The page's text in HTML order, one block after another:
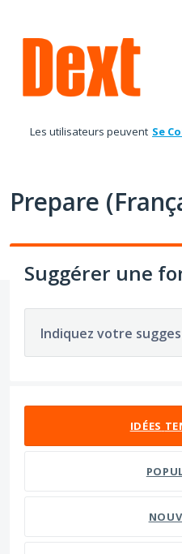
au
contenu
Les utilisateurs peuvent Se
Prepare
Suggérer une
Indiquez votre
IDÉES